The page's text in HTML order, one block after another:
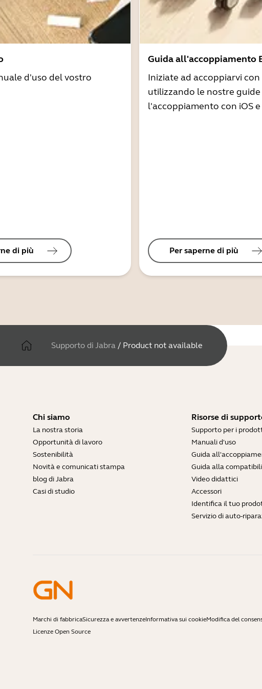
d'uso del vostro
di più
Guida all'accoppiamento
Iniziate ad accoppiarvi
utilizzando le nostre
l'accoppiamento con iOS
Per saperne di più
Supporto di Jabra / Product not available
Chi siamo
La nostra storia
Opportunità di lavoro
Sostenibilità
Novità e comunicati stampa
blog di Jabra
Casi di studio
Risorse di
Supporto per i
Manuali d'uso
Guida
Guida alla
Video didattici
Accessori
Identifica il tuo
Servizio di auto-
Marchi di fabbricaSicurezza e avvertenzeInformativa sui cookieModifica del
Licenze Open Source